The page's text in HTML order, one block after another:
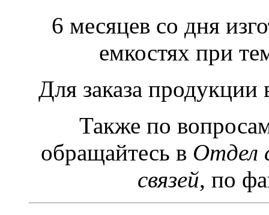
6 месяцев со дня
емкостях при
Для заказа продукции
Также по
обращайтесь в Отдел
связей, по